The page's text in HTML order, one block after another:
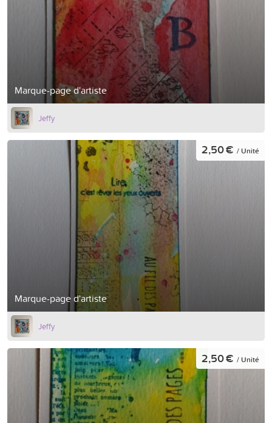
Marque-page d'artiste
Jeffy
Marque-page d'artiste
2,50 € / Unité
Jeffy
2,50 € / Unité